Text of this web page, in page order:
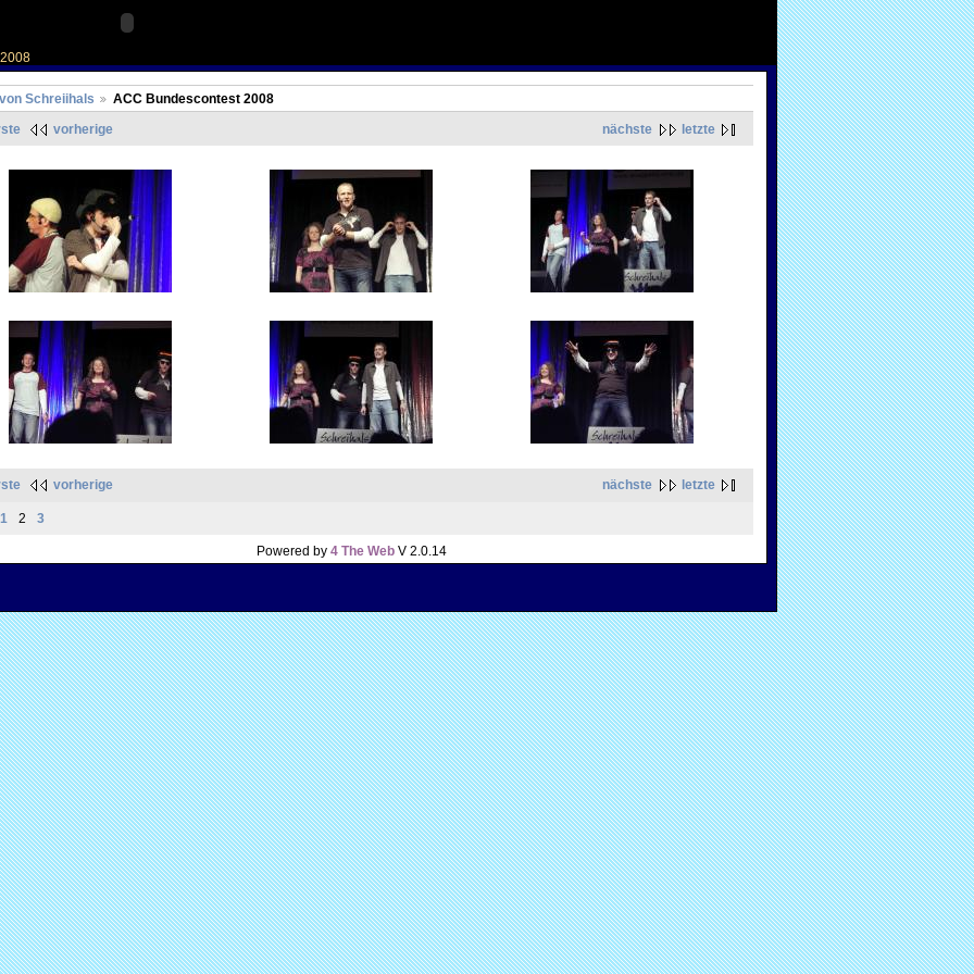
Schreiihals
ACC Bundescontest 2008
nächste
letzte
vorherige
nächste letzte
vorherige
1 2 3
Powered by 4 The Web V 2.0.14